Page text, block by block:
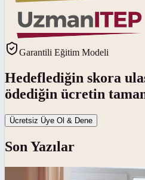
Garantili Eğitim Modeli
Hedeflediğin skora
ödediğin ücretin
Ücretsiz Üye Ol & Dene
Son Yazılar